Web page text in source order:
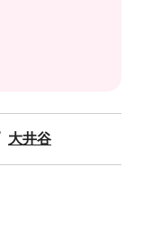
大井谷